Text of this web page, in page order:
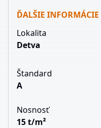
ĎALŠIE INFORMÁCIE
Lokalita
Detva
Štandard
A
Nosnosť
15 t/m²